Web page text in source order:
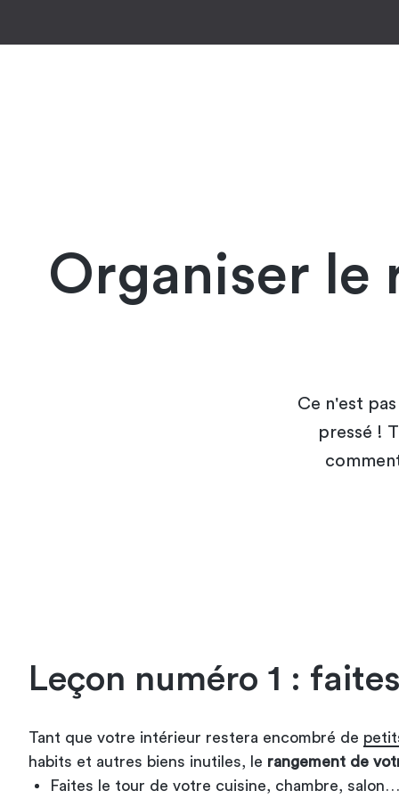
Organiser le
Ce n'est
pressé !
Leçon numéro 1 :
Tant que votre intérieur restera encombré de
habits et autres biens inutiles, le rangement de
Faites le tour de votre cuisine, chambre,